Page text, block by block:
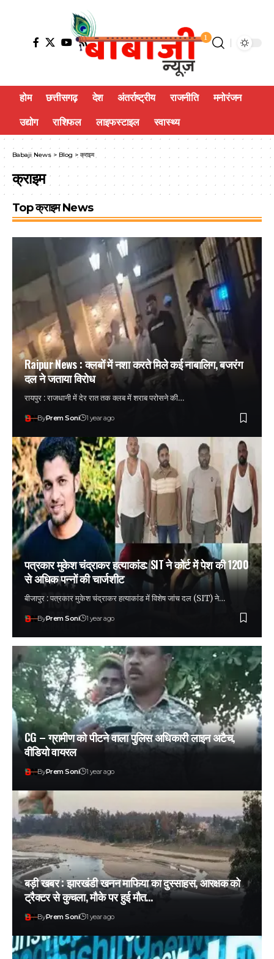
1
होम छत्तीसगढ़ देश अंतर्राष्ट्रीय राजनीति मनोरंजन
उद्योग राशिफल लाइफस्टाइल स्वास्थ्य
Babaji News > Blog > क्राइम
क्राइम
Top क्राइम News
Raipur News : क्लबों में नशा करते मिले कई नाबालिग, बजरंग
दल ने जताया विरोध
रायपुर : राजधानी में देर रात तक क्लब में शराब परोसने की…
ByPrem Soni 1 year ago
पत्रकार मुकेश चंद्राकर हत्याकांड: SIT ने कोर्ट में पेश की 1200
से अधिक पन्नों की चार्जशीट
बीजापुर : पत्रकार मुकेश चंद्राकर हत्याकांड में विशेष जांच दल (SIT) ने…
ByPrem Soni 1 year ago
CG – ग्रामीण को पीटने वाला पुलिस अधिकारी लाइन अटैच,
वीडियो वायरल
ByPrem Soni 1 year ago
बड़ी खबर : झारखंडी खनन माफिया का दुस्साहस, आरक्षक को
ट्रैक्टर से कुचला, मौके पर हुई मौत…
ByPrem Soni 1 year ago